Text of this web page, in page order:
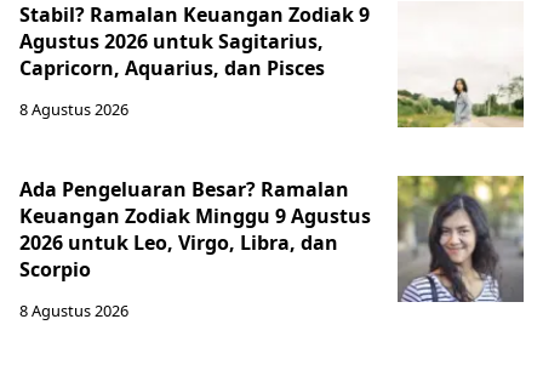
Stabil? Ramalan Keuangan Zodiak 9
Agustus 2026 untuk Sagitarius,
Capricorn, Aquarius, dan Pisces
8 Agustus 2026
Ada Pengeluaran Besar? Ramalan
Keuangan Zodiak Minggu 9 Agustus
2026 untuk Leo, Virgo, Libra, dan
Scorpio
8 Agustus 2026